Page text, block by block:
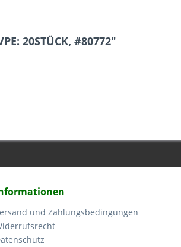
20STÜCK, #80772"
und Zahlungsbedingungen